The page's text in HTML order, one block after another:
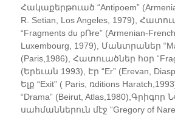
Հակաքերթուած “Antipoem”
R. Setian, Los Angeles, 1979),
“Fragments du pՌre” (Armenian-
Luxembourg, 1979), Մանտրաներ
(Paris,1986), Հատուածներ հօր
(Երեւան 1993), Էր “Er” (Erevan,
Ելք “Exit” ( Paris, ռditions
“Drama” (Beirut,
սահմաններուն մէջ “Gregory of